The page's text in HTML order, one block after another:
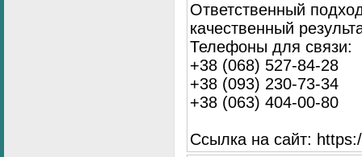
Ответственный
качественный
Телефоны для связи:
+38 (068) 527-84-28
+38 (093) 230-73-34
+38 (063) 404-00-80
Ссылка на сайт: